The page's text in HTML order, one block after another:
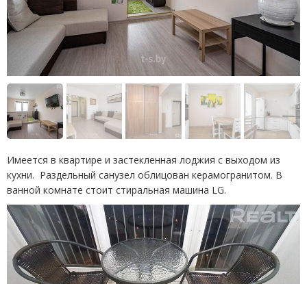
Имеется в квартире и застекленная лоджия с выходом из
кухни. Раздельный санузел облицован керамогранитом. В
ванной комнате стоит стиральная машина LG.